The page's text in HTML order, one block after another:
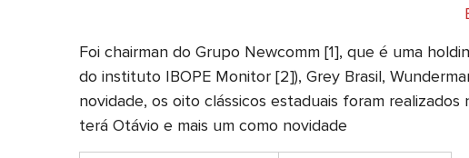
Foi chairman do Grupo Newcomm [1], que é uma
do instituto IBOPE Monitor [2]), Grey Brasil,
novidade, os oito clássicos estaduais foram
terá Otávio e mais um como novidade